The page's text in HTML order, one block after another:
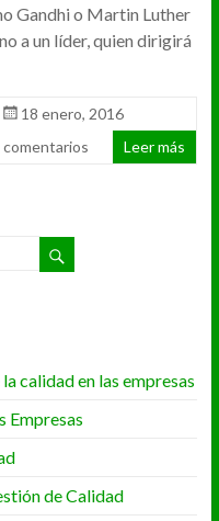
Gandhi o Martin Luther
a un líder, quien dirigirá
18 enero, 2016
comentarios Leer más
calidad en las empresas
Empresas
de Calidad